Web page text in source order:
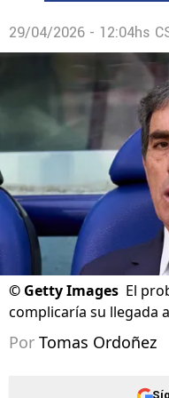
29/04/2026 - 12:04hs
© Getty Images El
complicaría su llegada
Por Tomas Ordoñez